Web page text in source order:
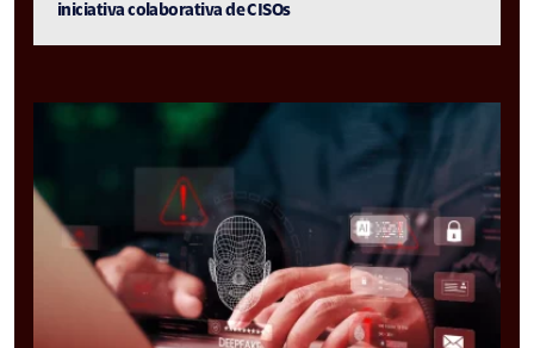
iniciativa colaborativa de CISOs